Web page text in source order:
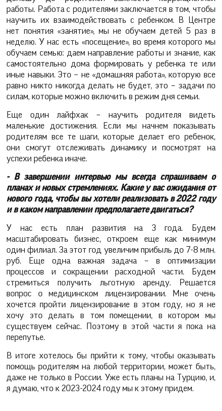
работы. Работа с родителями заключается в том, чтобы
научить их взаимодействовать с ребенком. В Центре
нет понятия «занятие», мы не обучаем детей 5 раз в
неделю. У нас есть «посещение», во время которого мы
обучаем семью: даем направление работы и знание, как
самостоятельно дома формировать у ребенка те или
иные навыки. Это – не «домашняя работа», которую все
равно никто никогда делать не будет, это – задачи по
силам, которые можно включить в режим дня семьи.
Еще один лайфхак – научить родителя видеть
маленькие достижения. Если мы начнем показывать
родителям все те шаги, которые делает его ребенок,
они смогут отслеживать динамику и посмотрят на
успехи ребенка иначе.
- В завершении интервью мы всегда спрашиваем о
планах и новых стремлениях. Какие у вас ожидания от
нового года, чтобы вы хотели реализовать в 2022 году
и в каком направлении предполагаете двигаться?
У нас есть план развития на 3 года. Будем
масштабировать бизнес, откроем еще как минимум
один филиал. За этот год увеличим прибыль до 7-8 млн.
руб. Еще одна важная задача – в оптимизации
процессов и сокращении расходной части. Будем
стремиться получить льготную аренду. Решается
вопрос о медицинском лицензировании. Мне очень
хочется пройти лицензирование в этом году, но я не
хочу это делать в том помещении, в котором мы
существуем сейчас. Поэтому в этой части я пока на
перепутье.
В итоге хотелось бы прийти к тому, чтобы оказывать
помощь родителям на любой территории, может быть,
даже не только в России. Уже есть планы на Турцию, и,
я думаю, что к 2023-2024 году мы к этому придем.